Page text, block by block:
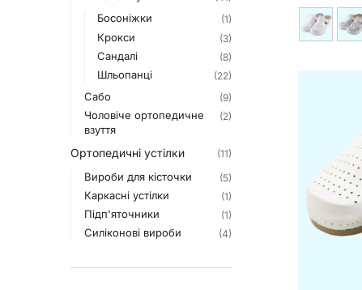
Босоніжки (1)
Крокси (3)
Сандалі (8)
Шльопанці (22)
Сабо (9)
Чоловіче ортопедичне
взуття
(2)
Ортопедичні устілки (11)
Вироби для кісточки (5)
Каркасні устілки (1)
Підп'яточники (1)
Силіконові вироби (4)